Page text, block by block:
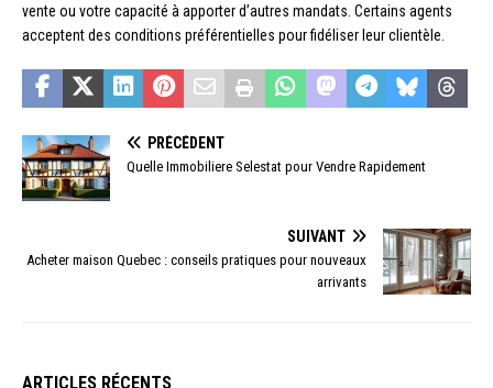
vente ou votre capacité à apporter d’autres mandats. Certains agents
acceptent des conditions préférentielles pour fidéliser leur clientèle.
PRÉCÉDENT
Quelle Immobiliere Selestat pour Vendre Rapidement
SUIVANT
Acheter maison Quebec : conseils pratiques pour nouveaux
arrivants
ARTICLES RÉCENTS